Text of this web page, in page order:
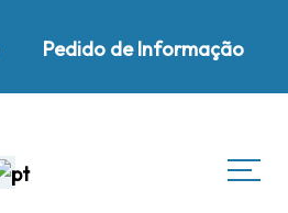
Pedido de Informação